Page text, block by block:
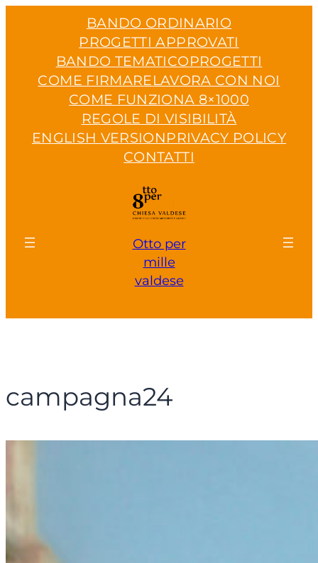
BANDO ORDINARIO
PROGETTI APPROVATI
BANDO TEMATICOPROGETTI
COME FIRMARELAVORA CON NOI
COME FUNZIONA 8×1000
REGOLE DI VISIBILITÀ
ENGLISH VERSIONPRIVACY POLICY
CONTATTI
Otto per
mille
valdese
campagna24